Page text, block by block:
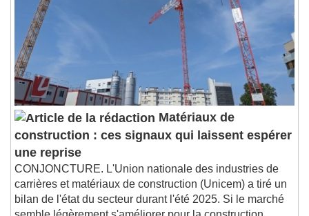
Matériaux de
construction : ces signaux qui laissent espérer
une reprise
CONJONCTURE. L'Union nationale des industries de
carrières et matériaux de construction (Unicem) a tiré un
bilan de l'état du secteur durant l'été 2025. Si le marché